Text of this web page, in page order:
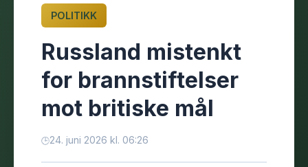
POLITIKK
Russland mistenkt
for brannstiftelser
mot britiske mål
24. juni 2026 kl. 06:26